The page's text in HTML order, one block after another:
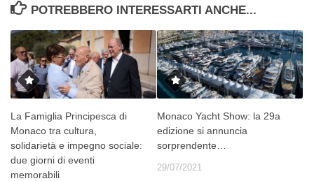
POTREBBERO INTERESSARTI ANCHE...
La Famiglia Principesca di
Monaco tra cultura,
solidarietà e impegno sociale:
due giorni di eventi
memorabili
Monaco Yacht Show: la 29a
edizione si annuncia
sorprendente…
29/07/2021